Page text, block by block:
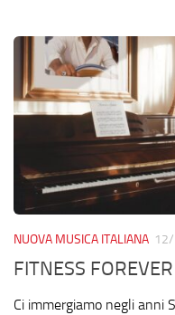
NUOVA MUSICA ITALIANA
FITNESS
Ci immergiamo negli anni